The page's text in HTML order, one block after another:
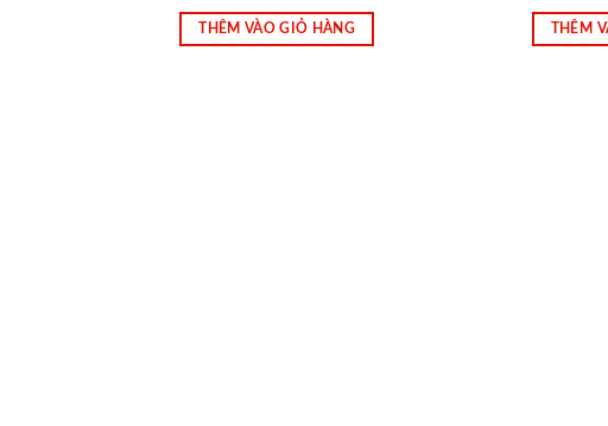
là:
21,500,000 VNĐ.
THÊM VÀO GIỎ HÀNG THÊM